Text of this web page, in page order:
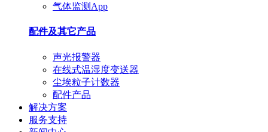
气体监测App
配件及其它产品
声光报警器
在线式温湿度变送器
尘埃粒子计数器
配件产品
解决方案
服务支持